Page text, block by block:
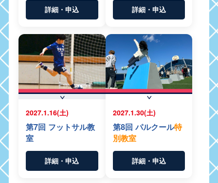
詳細・申込 詳細・申込
2027.1.16(土)
第7回 フットサル教
室
詳細・申込
2027.1.30(土)
第8回 パルクール特
別教室
詳細・申込